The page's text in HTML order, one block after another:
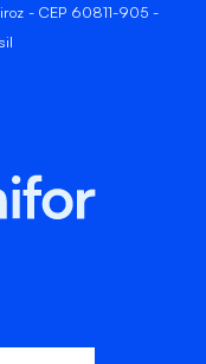
- CEP 60811-905 -